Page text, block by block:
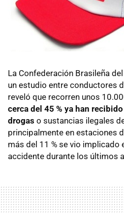
La Confederación Brasileña
un estudio entre conductores
reveló que recorren unos
cerca del 45 % ya han
drogas o sustancias ilegales
principalmente en estaciones
más del 11 % se vio implicado
accidente durante los últimos